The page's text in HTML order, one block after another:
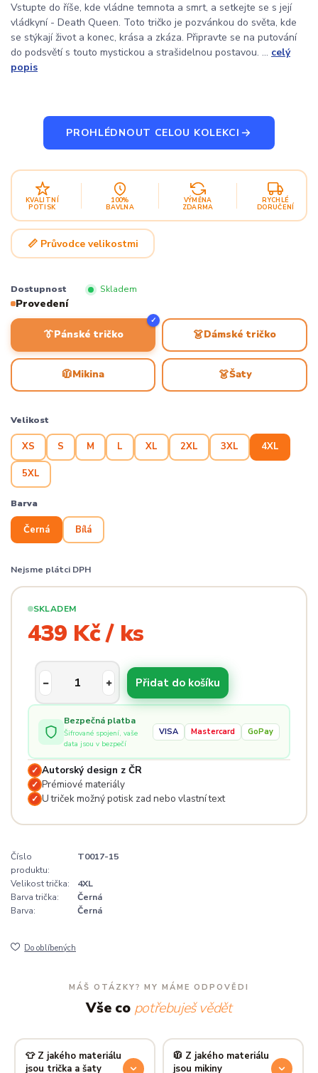
Vstupte do říše, kde vládne temnota a smrt, a setkejte se s její
vládkyní - Death Queen. Toto tričko je pozvánkou do světa, kde
se stýkají život a konec, krása a zkáza. Připravte se na putování
do podsvětí s touto mystickou a strašidelnou postavou. ... celý
popis
PROHLÉDNOUT CELOU KOLEKCI
KVALITNÍ
POTISK
100%
BAVLNA
VÝMĚNA
ZDARMA
RYCHLÉ
DORUČENÍ
📏 Průvodce velikostmi
Dostupnost Skladem
Provedení
👔Pánské tričko
✓
👗Dámské tričko
🧥Mikina 👗Šaty
Velikost
XS S M L XL 2XL 3XL 4XL
5XL
Barva
Černá Bílá
Nejsme plátci DPH
SKLADEM
439 Kč / ks
Přidat do košíku
Bezpečná platba
Šifrované spojení, vaše
data jsou v bezpečí
VISA Mastercard GoPay
✓ Autorský design z ČR
✓ Prémiové materiály
✓ U triček možný potisk zad nebo vlastní text
Číslo
produktu:
T0017-15
Velikost trička:
4XL
Barva trička:
Černá
Barva:
Černá
Do oblíbených
MÁŠ OTÁZKY? MY MÁME ODPOVĚDI
Vše co potřebuješ vědět
👕 Z jakého materiálu
jsou trička a šaty
🧥 Z jakého materiálu
jsou mikiny